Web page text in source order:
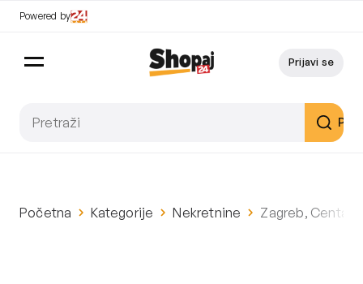
Powered by
Prijavi se
Početna Kategorije Nekretnine Zagreb, Centar,